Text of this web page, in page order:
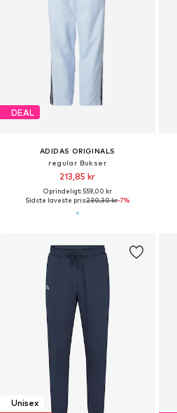
DEAL
ADIDAS ORIGINALS
regular Bukser
213,85 kr
Oprindeligt: 559,00 kr
Sidste laveste pris:230,30 kr-7%
Unisex